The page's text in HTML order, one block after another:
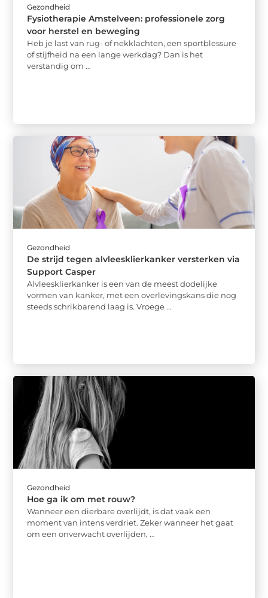
Gezondheid
Fysiotherapie Amstelveen: professionele zorg
voor herstel en beweging
Heb je last van rug- of nekklachten, een sportblessure
of stijfheid na een lange werkdag? Dan is het
verstandig om ...
Gezondheid
De strijd tegen alvleesklierkanker versterken via
Support Casper
Alvleesklierkanker is een van de meest dodelijke
vormen van kanker, met een overlevingskans die nog
steeds schrikbarend laag is. Vroege ...
Gezondheid
Hoe ga ik om met rouw?
Wanneer een dierbare overlijdt, is dat vaak een
moment van intens verdriet. Zeker wanneer het gaat
om een onverwacht overlijden, ...